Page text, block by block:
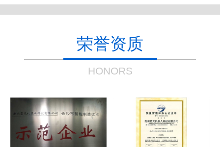
荣誉资质
HONORS